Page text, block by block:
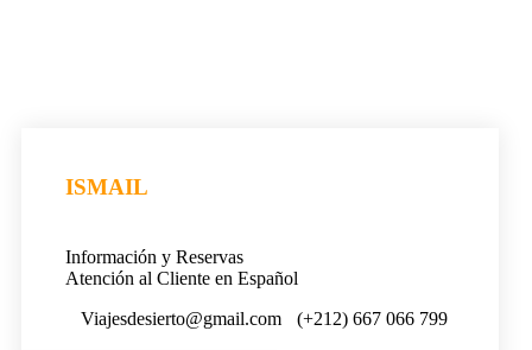
ISMAIL
Información y Reservas
Atención al Cliente en Español
Viajesdesierto@gmail.com
(+212) 667 066 799